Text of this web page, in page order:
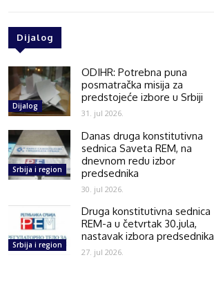
Dijalog
Dijalog
ODIHR: Potrebna puna
posmatračka misija za
predstojeće izbore u Srbiji
31. jul 2026.
Srbija i region
Danas druga konstitutivna
sednica Saveta REM, na
dnevnom redu izbor
predsednika
30. jul 2026.
Srbija i region
Druga konstitutivna sednica
REM-a u četvrtak 30.jula,
nastavak izbora predsednika
27. jul 2026.